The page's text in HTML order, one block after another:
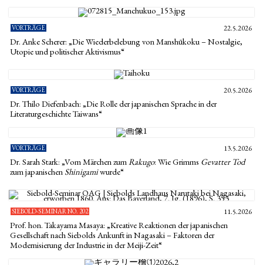
VORTRÄGE 22.5.2026
Dr. Anke Scherer: „Die Wiederbelebung von Manshūkoku – Nostalgie,
Utopie und politischer Aktivismus“
VORTRÄGE 20.5.2026
Dr. Thilo Diefenbach: „Die Rolle der japanischen Sprache in der
Literaturgeschichte Taiwans“
VORTRÄGE 13.5.2026
Dr. Sarah Stark: „Vom Märchen zumRakugo: Wie Grimms Gevatter Tod
zum japanischen Shinigamiwurde“
SIEBOLD-SEMINAR NO. 202 11.5.2026
Prof. hon. Takayama Masaya: „Kreative Reaktionen der japanischen
Gesellschaft nach Siebolds Ankunft in Nagasaki – Faktoren der
Modernisierung der Industrie in der Meiji-Zeit“